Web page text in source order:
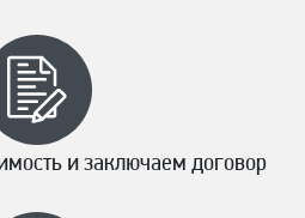
и заключаем договор